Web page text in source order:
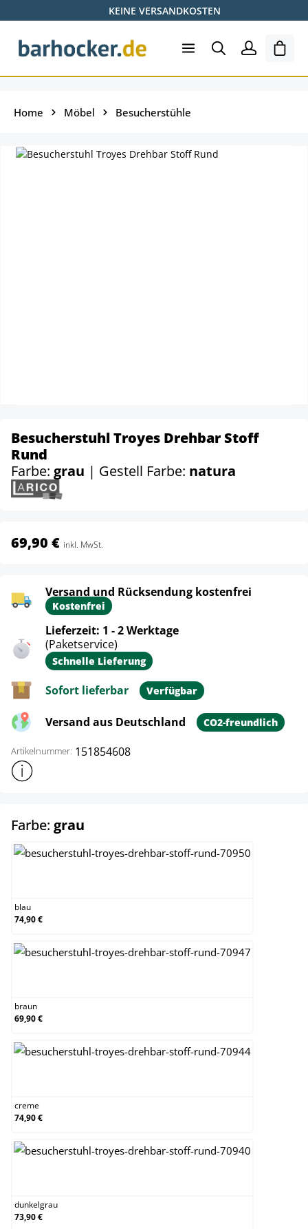
Zum Hauptinhalt springenKEINE VERSANDKOSTEN
Home Möbel Besucherstühle
Besucherstuhl Troyes Drehbar Stoff
Rund
Farbe: grau | Gestell Farbe: natura
69,90 € inkl. MwSt.
Versand und Rücksendung kostenfrei
Kostenfrei
Lieferzeit: 1 - 2 Werktage
(Paketservice)
Schnelle Lieferung
Sofort lieferbar Verfügbar
Versand aus Deutschland CO2-freundlich
Artikelnummer: 151854608
Weitere Produktinformationen anzeigen
Farbe: grau
blau
74,90 €
braun
69,90 €
creme
74,90 €
dunkelgrau
73,90 €